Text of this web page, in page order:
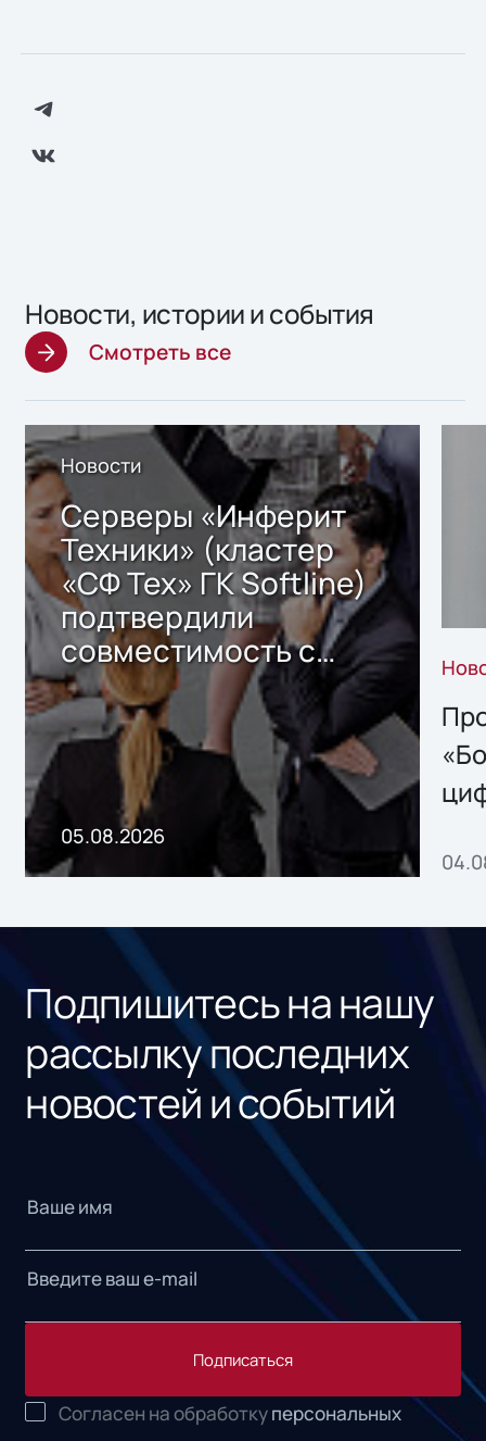
Новости, истории и события
Смотреть все
Новости
Серверы «Инферит
Техники» (кластер
«СФ Тех» ГК Softline)
подтвердили
совместимость с
решением Sharx
Storage 2.x для
хранения данных
05.08.2026
Подпишитесь на нашу
рассылку последних
новостей и событий
Подписаться
Согласен на обработкуперсональных